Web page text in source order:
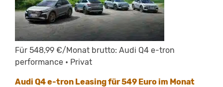
Für 548,99 €/Monat brutto: Audi Q4 e-tron
performance • Privat
Audi Q4 e-tron Leasing für 549 Euro im Monat